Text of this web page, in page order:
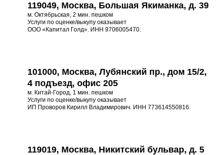
119049, Москва, Большая Якиманка, д. 39
м. Октябрьская, 2 мин. пешком
Услуги по оценке/выкупу оказывает
ООО «Капитал Голд». ИНН 9706005470.
101000, Москва, Лубянский пр., дом 15/2,
4 подъезд, офис 205
м. Китай-Город, 1 мин. пешком
Услуги по оценке/выкупу оказывает
ИП Проворов Кирилл Владимирович. ИНН 773614550816.
119019, Москва, Никитский бульвар, д. 5